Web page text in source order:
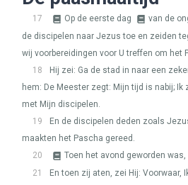
17 Op de eerste dag van de
de discipelen naar Jezus toe en zeiden
wij voorbereidingen voor U treffen om het
18
Hij zei: Ga de stad in naar een
hem: De Meester zegt: Mijn tijd is nabij; Ik
met Mijn discipelen.
19
En de discipelen deden zoals
maakten het Pascha gereed.
20
Toen het avond geworden
21
En toen zij aten, zei Hij: Voorwaar,